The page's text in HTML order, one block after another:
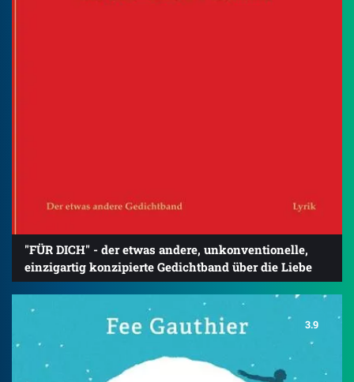
"FÜR DICH" - der etwas andere, unkonventionelle,
einzigartig konzipierte Gedichtband über die Liebe
3.9